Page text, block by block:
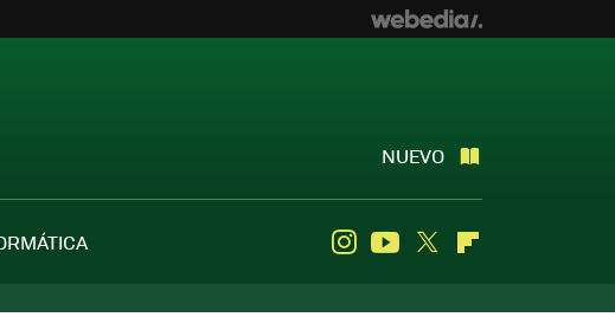
NUEVO
InstagramYoutube
Twitter